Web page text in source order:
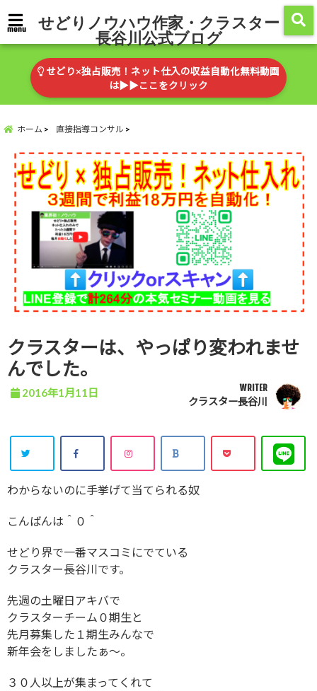
menu せどりノウハウ作家・クラスター
長谷川公式ブログ
せどり×独占販売！ネット仕入の収益自動化無料動画
は▶︎▶︎ここをクリック
ホーム 直接指導コンサル
クラスターは、やっぱり変われませ
んでした。
2016年1月11日 WRITER
クラスター長谷川
わからないのに手挙げて当てられる奴
こんばんは＾０＾
せどり界で一番マスコミにでている
クラスター長谷川です。
先週の土曜日アキバで
クラスターチーム０期生と
先月募集した１期生みんなで
新年会をしましたぁ〜。
３０人以上が集まってくれて